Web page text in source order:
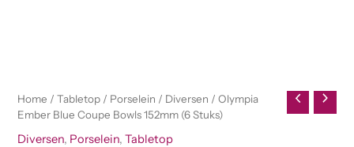
Home /Tabletop / Porselein / Diversen / Olympia
Ember Blue Coupe Bowls 152mm (6 Stuks)
Diversen, Porselein,Tabletop